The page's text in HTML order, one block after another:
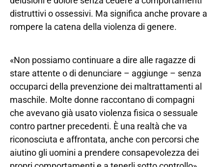
distruttivi o ossessivi. Ma significa anche provare a
rompere la catena della violenza di genere.
«Non possiamo continuare a dire alle ragazze di
stare attente o di denunciare – aggiunge – senza
occuparci della prevenzione dei maltrattamenti al
maschile. Molte donne raccontano di compagni
che avevano già usato violenza fisica o sessuale
contro partner precedenti. È una realtà che va
riconosciuta e affrontata, anche con percorsi che
aiutino gli uomini a prendere consapevolezza dei